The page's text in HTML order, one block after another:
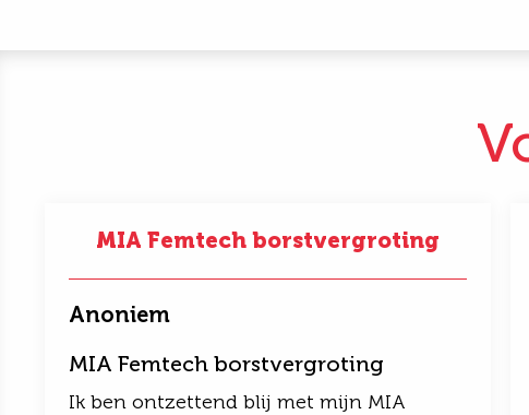
MIA Femtech borstvergroting
Anoniem
MIA Femtech borstvergroting
Ik ben ontzettend blij met mijn MIA